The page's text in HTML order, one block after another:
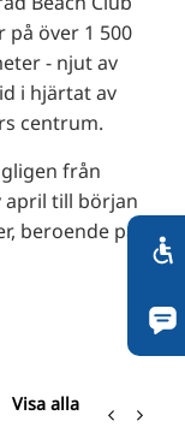
på över 1 500
- njut av
i hjärtat av
centrum.
från
april till början
beroende på
Visa alla